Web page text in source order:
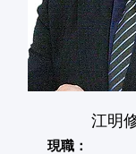
江明
現職：